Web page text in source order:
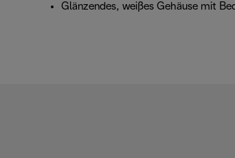
Glänzendes, weißes Gehäuse mit